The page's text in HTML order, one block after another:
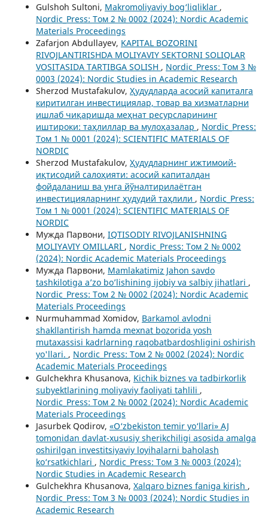
Gulshoh Sultoni, Makromoliyaviy bog‘liqliklar ,
Nordic_Press: Том 2 № 0002 (2024): Nordic Academic
Materials Proceedings
Zafarjon Abdullayev, KAPITAL BOZORINI
RIVOJLANTIRISHDA MOLIYAVIY SЕKTORNI SOLIQLAR
VOSITASIDA TARTIBGA SOLISH , Nordic_Press: Том 3 №
0003 (2024): Nordic Studies in Academic Research
Sherzod Mustafakulov, Ҳудудларда асосий капиталга
киритилган инвестициялар, товар ва хизматларни
ишлаб чиқаришда меҳнат ресурсларининг
иштироки: таҳлиллар ва мулоҳазалар , Nordic_Press:
Том 1 № 0001 (2024): SCIENTIFIC MATERIALS OF
NORDIC
Sherzod Mustafakulov, Ҳудудларнинг ижтимоий-
иқтисодий салоҳияти: асосий капиталдан
фойдаланиш ва унга йўналтирилаётган
инвестицияларнинг ҳудудий таҳлили , Nordic_Press:
Том 1 № 0001 (2024): SCIENTIFIC MATERIALS OF
NORDIC
Мужда Парвони, IQTISODIY RIVOJLANISHNING
MOLIYAVIY OMILLARI , Nordic_Press: Том 2 № 0002
(2024): Nordic Academic Materials Proceedings
Мужда Парвони, Mamlakatimiz Jahon savdo
tashkilotiga a’zo bo’lishining ijobiy va salbiy jihatlari ,
Nordic_Press: Том 2 № 0002 (2024): Nordic Academic
Materials Proceedings
Nurmuhammad Xomidov, Barkamol avlodni
shakllantirish hamda mexnat bozorida yosh
mutaxassisi kadrlarning raqobatbardoshligini oshirish
yo'llari. , Nordic_Press: Том 2 № 0002 (2024): Nordic
Academic Materials Proceedings
Gulchekhra Khusanova, Kichik biznes va tadbirkorlik
subyektlarining moliyaviy faoliyati tahlili ,
Nordic_Press: Том 2 № 0002 (2024): Nordic Academic
Materials Proceedings
Jasurbek Qodirov, «O‘zbekiston temir yo‘llari» AJ
tomonidan davlat-xususiy sherikchiligi asosida amalga
oshirilgan investitsiyaviy loyihalarni baholash
ko‘rsatkichlari , Nordic_Press: Том 3 № 0003 (2024):
Nordic Studies in Academic Research
Gulchekhra Khusanova, Xalqaro biznes faniga kirish ,
Nordic_Press: Том 3 № 0003 (2024): Nordic Studies in
Academic Research